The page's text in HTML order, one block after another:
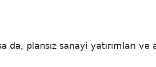
plansız sanayi yatırımları ve